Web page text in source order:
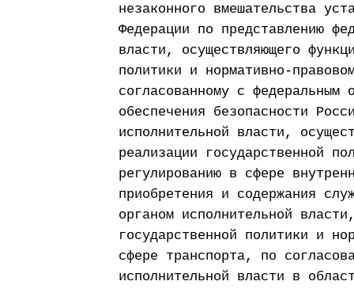
незаконного вмешательства
Федерации по представлению
власти, осуществляющего
политики и нормативно-
согласованному с федеральным
обеспечения безопасности
исполнительной власти,
реализации государственной
регулированию в сфере
приобретения и содержания
органом исполнительной
государственной политики и
сфере транспорта, по
исполнительной власти в